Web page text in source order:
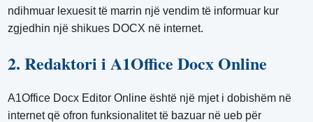
ndihmuar lexuesit të marrin një vendim të informuar kur
zgjedhin një shikues DOCX në internet.
2. Redaktori i A1Office Docx Online
A1Office Docx Editor Online është një mjet i dobishëm në
internet që ofron funksionalitet të bazuar në ueb për